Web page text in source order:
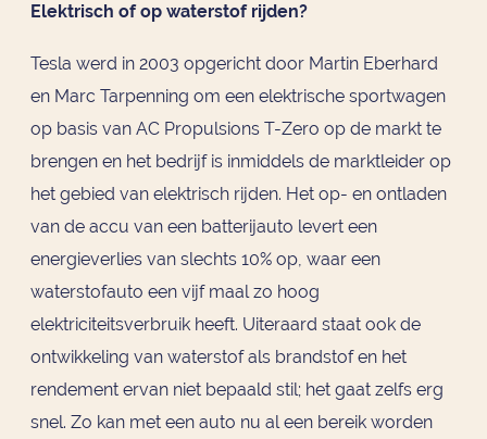
Elektrisch of op waterstof rijden?
Tesla werd in 2003 opgericht door Martin Eberhard
en Marc Tarpenning om een elektrische sportwagen
op basis van AC Propulsions T-Zero op de markt te
brengen en het bedrijf is inmiddels de marktleider op
het gebied van elektrisch rijden. Het op- en ontladen
van de accu van een batterijauto levert een
energieverlies van slechts 10% op, waar een
waterstofauto een vijf maal zo hoog
elektriciteitsverbruik heeft. Uiteraard staat ook de
ontwikkeling van waterstof als brandstof en het
rendement ervan niet bepaald stil; het gaat zelfs erg
snel. Zo kan met een auto nu al een bereik worden